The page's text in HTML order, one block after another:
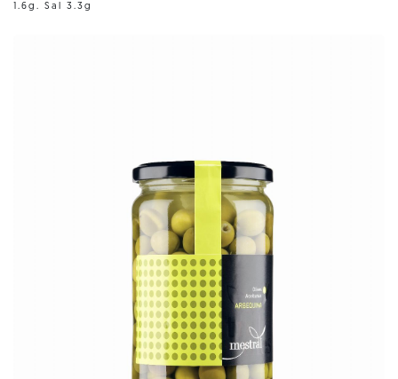
1.6g. Sal 3.3g